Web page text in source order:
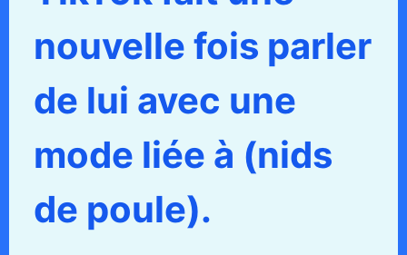
nouvelle fois parler
de lui avec une
mode liée à (nids
de poule).